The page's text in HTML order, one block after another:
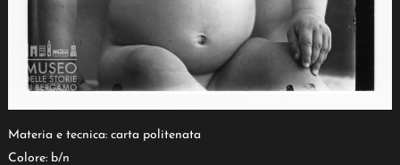
Materia e tecnica: carta politenata
Colore: b/n